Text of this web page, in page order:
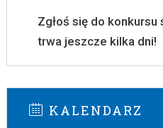
Zgłoś się do
trwa jeszcze kilka dni!
KALENDARZ